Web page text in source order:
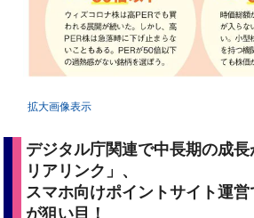
拡大画像表示
デジタル庁関連で中長期の成
リアリンク」、
スマホ向けポイントサイト運営
が狙い目！